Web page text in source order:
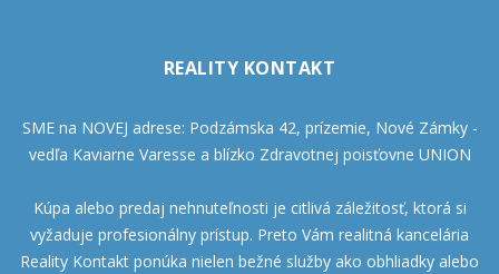
REALITY KONTAKT
SME na NOVEJ adrese: Podzámska 42, prízemie, Nové Zámky -
vedľa Kaviarne Varesse a blízko Zdravotnej poisťovne UNION
Kúpa alebo predaj nehnuteľnosti je citlivá záležitosť, ktorá si
vyžaduje profesionálny prístup. Preto Vám realitná kancelária
Reality Kontakt ponúka nielen bežné služby ako obhliadky alebo